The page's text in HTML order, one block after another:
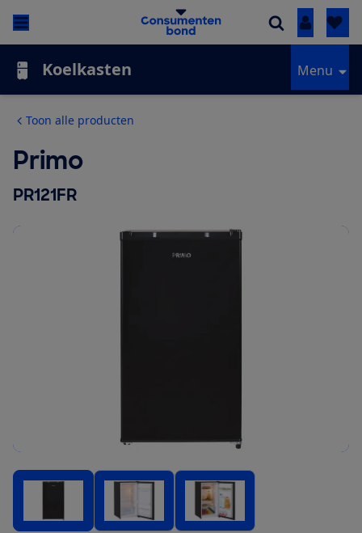
Inloggen
Koelkasten Menu
Toon alle producten
Primo
PR121FR